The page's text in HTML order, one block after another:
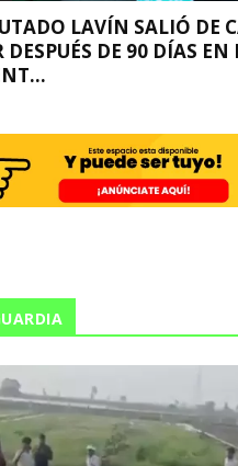
LAVÍN SALIÓ DE
DESPUÉS DE 90 DÍAS EN